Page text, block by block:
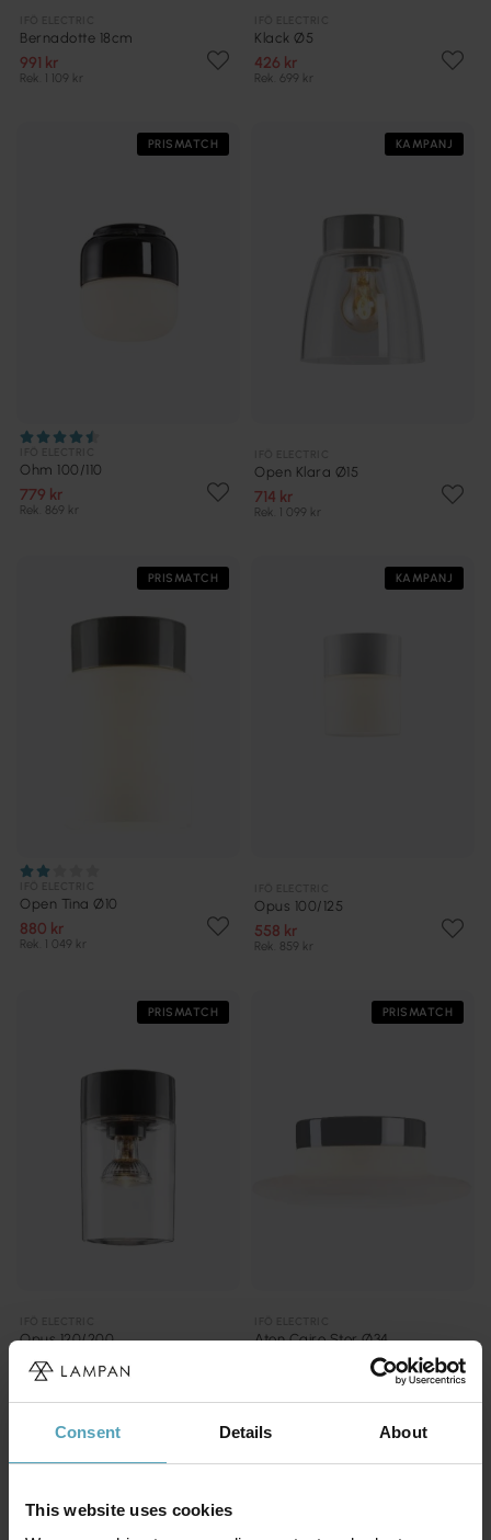
Consent Details About
This website uses cookies
Bernadotte 18cm
991 kr
Rek. 1 109 kr
Klack Ø5
426 kr
Rek. 699 kr
PRISMATCH
Ohm 100/110
779 kr
Rek. 869 kr
KAMPANJ
Open Klara Ø15
714 kr
Rek. 1 099 kr
PRISMATCH
Open Tina Ø10
880 kr
Rek. 1 049 kr
KAMPANJ
Opus 100/125
558 kr
Rek. 859 kr
PRISMATCH
Opus 120/200
1 123 kr
Rek. 1 339 kr
PRISMATCH
Aton Cairo Stor Ø34